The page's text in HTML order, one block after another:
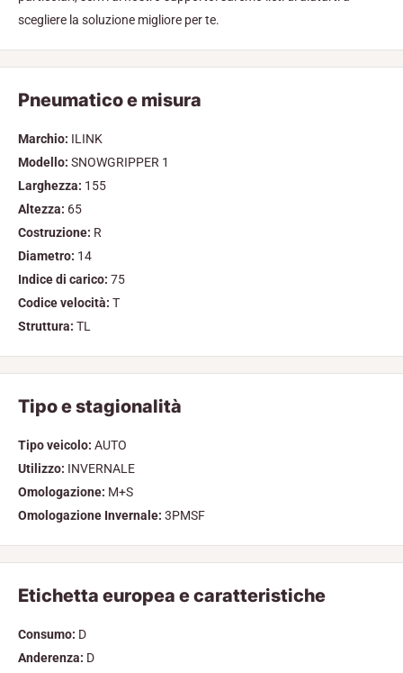
scegliere la soluzione migliore per te.
Pneumatico e misura
Marchio: ILINK
Modello: SNOWGRIPPER 1
Larghezza: 155
Altezza: 65
Costruzione: R
Diametro: 14
Indice di carico: 75
Codice velocità: T
Struttura: TL
Tipo e stagionalità
Tipo veicolo: AUTO
Utilizzo: INVERNALE
Omologazione: M+S
Omologazione Invernale: 3PMSF
Etichetta europea e caratteristiche
Consumo: D
Anderenza: D